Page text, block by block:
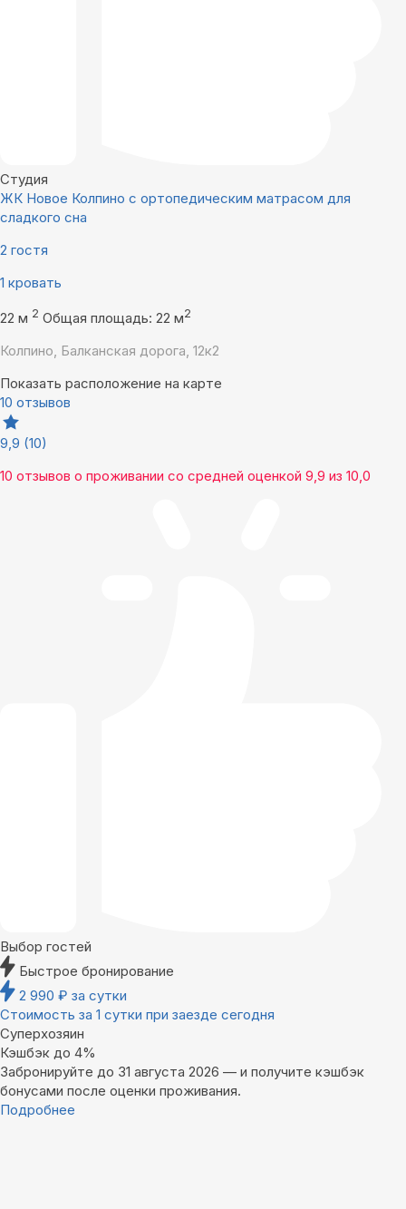
Студия
ЖК Новое Колпино с ортопедическим матрасом для
сладкого сна
2 гостя
1 кровать
22 м 2 Общая площадь: 22 м2
Колпино, Балканская дорога, 12к2
Показать расположение на карте
10 отзывов
9,9 (10)
10 отзывов о проживании со средней оценкой 9,9 из 10,0
Выбор гостей
Быстрое бронирование
2 990 ₽ за сутки
Стоимость за 1 сутки при заезде сегодня
Суперхозяин
Кэшбэк до 4%
Забронируйте до 31 августа 2026 — и получите кэшбэк
бонусами после оценки проживания.
Подробнее